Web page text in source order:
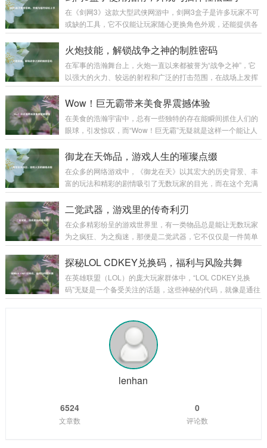
在《剑网3》这款大型武侠网游中，剑网3盒子是许多玩家不可
或缺的工具，它不仅能让玩家随心更换角色外观，还能提供各
种实用插件，极大地提升游戏体验,下面就为大家详细介绍剑网
3盒子的使用方法。 下载与安装 你需要前往剑网3盒子的官方
网站，在搜索引擎中输入“剑网3盒子”，认准官方标识的网站进
入，在官网首页，通常会有醒目的“下载”按钮，点击后选择适
合你系统的版本进行下载，下载完成后，找到安装包文件，双
安装在系统盘，以免影响电脑性能...
火炮技能，解锁战争之神的制胜密码
在军事的浩瀚舞台上，火炮一直以来都被誉为“战争之神”，它
以强大的火力、较远的射程和广泛的打击范围，在战场上发挥
着举足轻重的作用，而火炮技能，则是让这尊“战争之神”真正
展现威力的制胜密码。 火炮技能涵盖了多个方面，从最基础的
操作技能到复杂的战术运用,每一个环节都决定着火炮在战场上
能否发挥出最大效能。 操作技能是火炮技能的基石，一名合格
的火炮手，首先要熟练掌握火炮的装填、瞄准和发射等基本操
装填方式和要求，装填的速度和准确性...
Wow！巨无霸带来美食界震撼体验
在美食的浩瀚宇宙中，总有一些独特的存在能瞬间抓住人们的
眼球，引发惊叹，而“Wow！巨无霸”无疑就是这样一个能让人
发出由衷赞叹的美食奇迹。 “Wow！巨无霸”，单是这个名字就
充满了魔力。“Wow”代表着惊叹、震撼，而“巨无霸”则明确了
它的体量与霸气，当它第一次出现在人们的视野中时，那种视
觉上的冲击感就如同看到一座美食小山般，让人忍不住脱口而
出“Wow”。 从外观来看，“Wow！巨无霸”拥有令人咋舌的尺
一座小山丘，那金黄酥...
御龙在天饰品，游戏人生的璀璨点缀
在众多的网络游戏中，《御龙在天》以其宏大的历史背景、丰
富的玩法和精彩的剧情吸引了无数玩家的目光，而在这个充满
热血与激情的游戏世界里，御龙在天饰品宛如一颗颗璀璨的明
珠,为玩家们的游戏体验增添了别样的光彩。 御龙在天饰品不仅
仅是一种装饰，更是实力与身份的象征，从最初级的简单饰品
到高级的珍稀饰品，每一件都承载着玩家的心血与努力，当玩
家初入游戏，那些基础的饰品或许只能提供一些微不足道的属
村蹒跚学步,逐渐熟悉这个陌生而又充满魅力的...
二觉武器，游戏里的传奇利刃
在众多精彩纷呈的游戏世界里，有一类物品总是能让无数玩家
为之疯狂、为之痴迷，那便是二觉武器，它不仅仅是一件简单
的装备，更是玩家们在游戏征程中的荣耀象征,是实力的具象化
体现。 二觉武器往往伴随着角色的二次觉醒而出现，当玩家历
经千辛万苦，将角色培养到一定阶段，解锁二次觉醒的那一
刻，二觉武器就如同神秘宝藏一般，在游戏的迷雾中逐渐露出
它的锋芒，它的出现，标志着角色进入了一个全新的境界,拥有
疑是游戏美术设计的精华所在，每一把二觉...
探秘LOL CDKEY兑换码，福利与风险共舞
在英雄联盟（LOL）的庞大玩家群体中，“LOL CDKEY兑换
码”无疑是一个备受关注的话题，这些神秘的代码，就像是通往
游戏宝藏世界的钥匙，吸引着无数玩家去追寻和探索。 CDKE
联盟官方指定的兑换页面输入这些代码，从而获得各种游戏内
的奖励，这些奖励可谓丰富多彩，从稀有的英雄皮肤、珍贵的
英雄角色，到各种游戏道具和加成，应有尽有，对于玩家而
言，一个有效的CDKEY兑换码就像是一份意外之喜，能让他们
在游戏中获得更多的乐趣和优势...
lenhan
6524
文章数
0
评论数